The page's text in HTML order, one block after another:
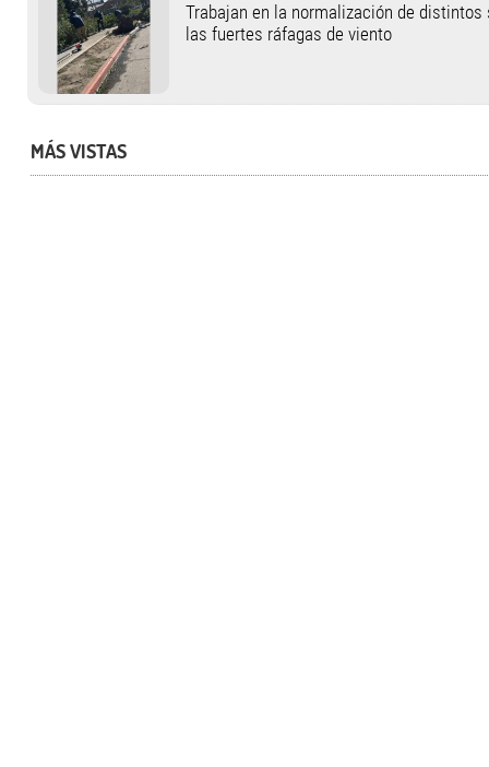
Trabajan en la normalización de
las fuertes ráfagas de viento
MÁS VISTAS